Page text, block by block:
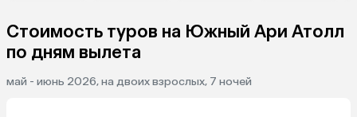
Стоимость туров на Южный Ари Атолл
по дням вылета
май - июнь 2026, на двоих взрослых, 7 ночей